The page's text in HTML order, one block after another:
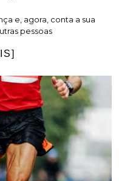
e, agora, conta a sua
pessoas